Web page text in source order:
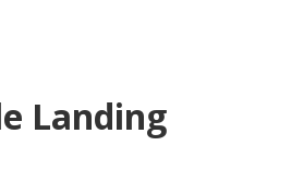
Landing